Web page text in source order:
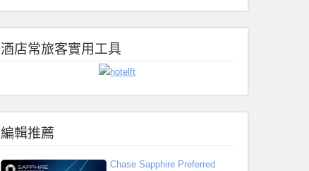
酒店常旅客實用工具
編輯推薦
Chase Sapphire Preferred